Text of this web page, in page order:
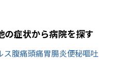
の症状から病院を探す
ス腹痛頭痛胃腸炎便秘嘔吐